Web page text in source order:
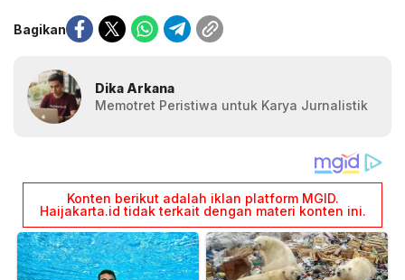
Bagikan
Dika Arkana
Memotret Peristiwa untuk Karya Jurnalistik